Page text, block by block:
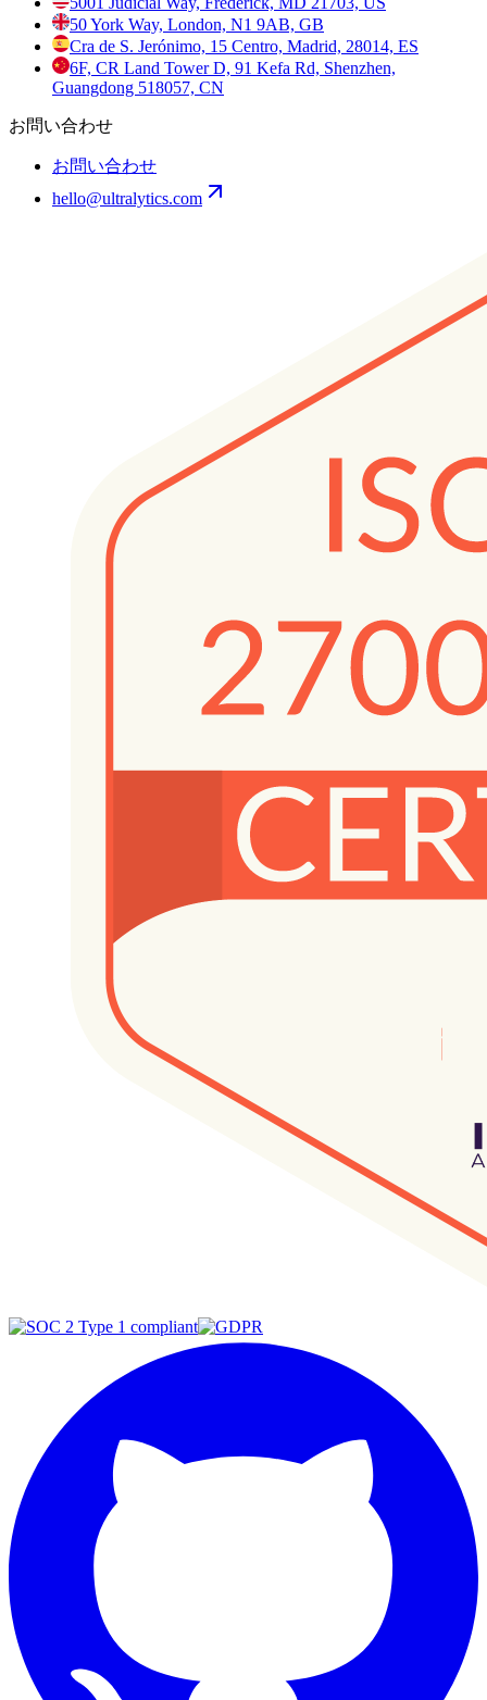
50 York Way, London, N1 9AB, GB
Cra de S. Jerónimo, 15 Centro, Madrid, 28014, ES
6F, CR Land Tower D, 91 Kefa Rd, Shenzhen,
Guangdong 518057, CN
お問い合わせ
お問い合わせ
hello@ultralytics.com